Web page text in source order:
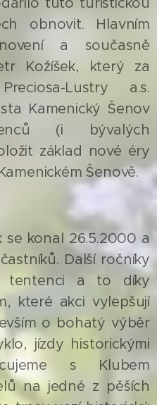
obnovit. Hlavním
a současně
Kožíšek, který za
Lustry a.s.
Kamenický Šenov
(i bývalých
základ nové éry
Šenově.
konal 26.5.2000 a
Další ročníky
tentenci a to díky
které akci vylepšují
o bohatý výběr
jízdy historickými
s Klubem
na jedné z pěších